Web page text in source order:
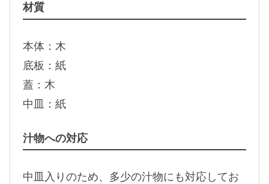
材質
本体：木
底板：紙
蓋：木
中皿：紙
汁物への対応
中皿入りのため、多少の汁物にも対応してお